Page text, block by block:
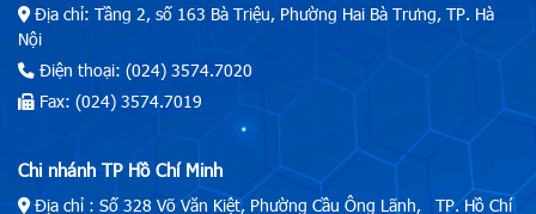
Địa chỉ: Tầng 2, số 163 Bà Triệu, Phường Hai Bà Trưng, TP. Hà
Nội
Điện thoại: (024) 3574.7020
Fax: (024) 3574.7019
Chi nhánh TP Hồ Chí Minh
Địa chỉ : Số 328 Võ Văn Kiệt, Phường Cầu Ông Lãnh, TP. Hồ Chí